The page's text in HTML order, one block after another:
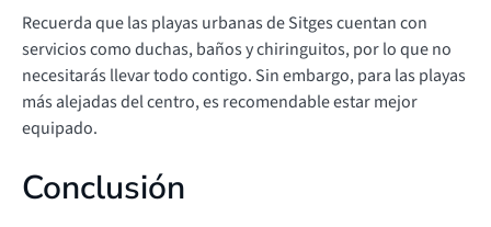
Recuerda que las playas urbanas de Sitges cuentan con
servicios como duchas, baños y chiringuitos, por lo que no
necesitarás llevar todo contigo. Sin embargo, para las playas
más alejadas del centro, es recomendable estar mejor
equipado.
Conclusión